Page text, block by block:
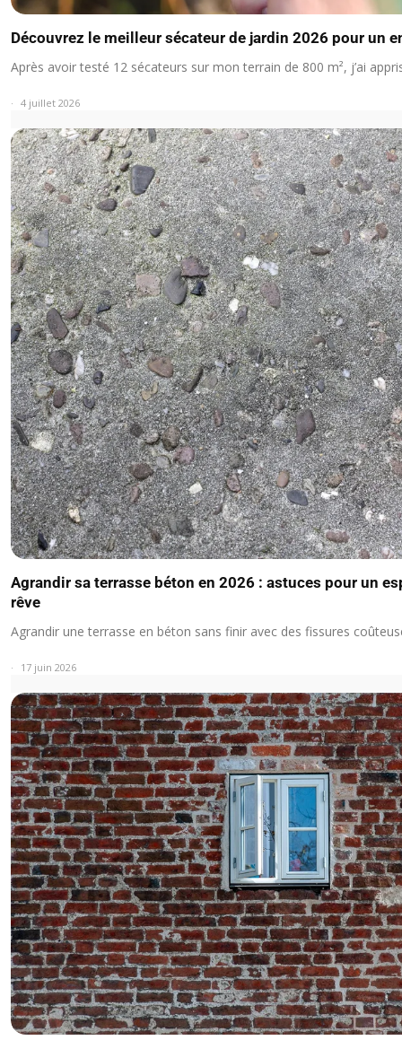
Découvrez le meilleur sécateur de jardin 2026 pour un
Après avoir testé 12 sécateurs sur mon terrain de 800 m², j’ai
4 juillet 2026
Agrandir sa terrasse béton en 2026 : astuces pour un
rêve
Agrandir une terrasse en béton sans finir avec des fissures
17 juin 2026